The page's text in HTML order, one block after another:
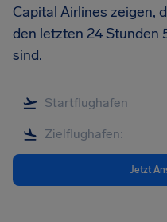
Capital Airlines zeigen,
den letzten 24 Stunden
sind.
Jetzt